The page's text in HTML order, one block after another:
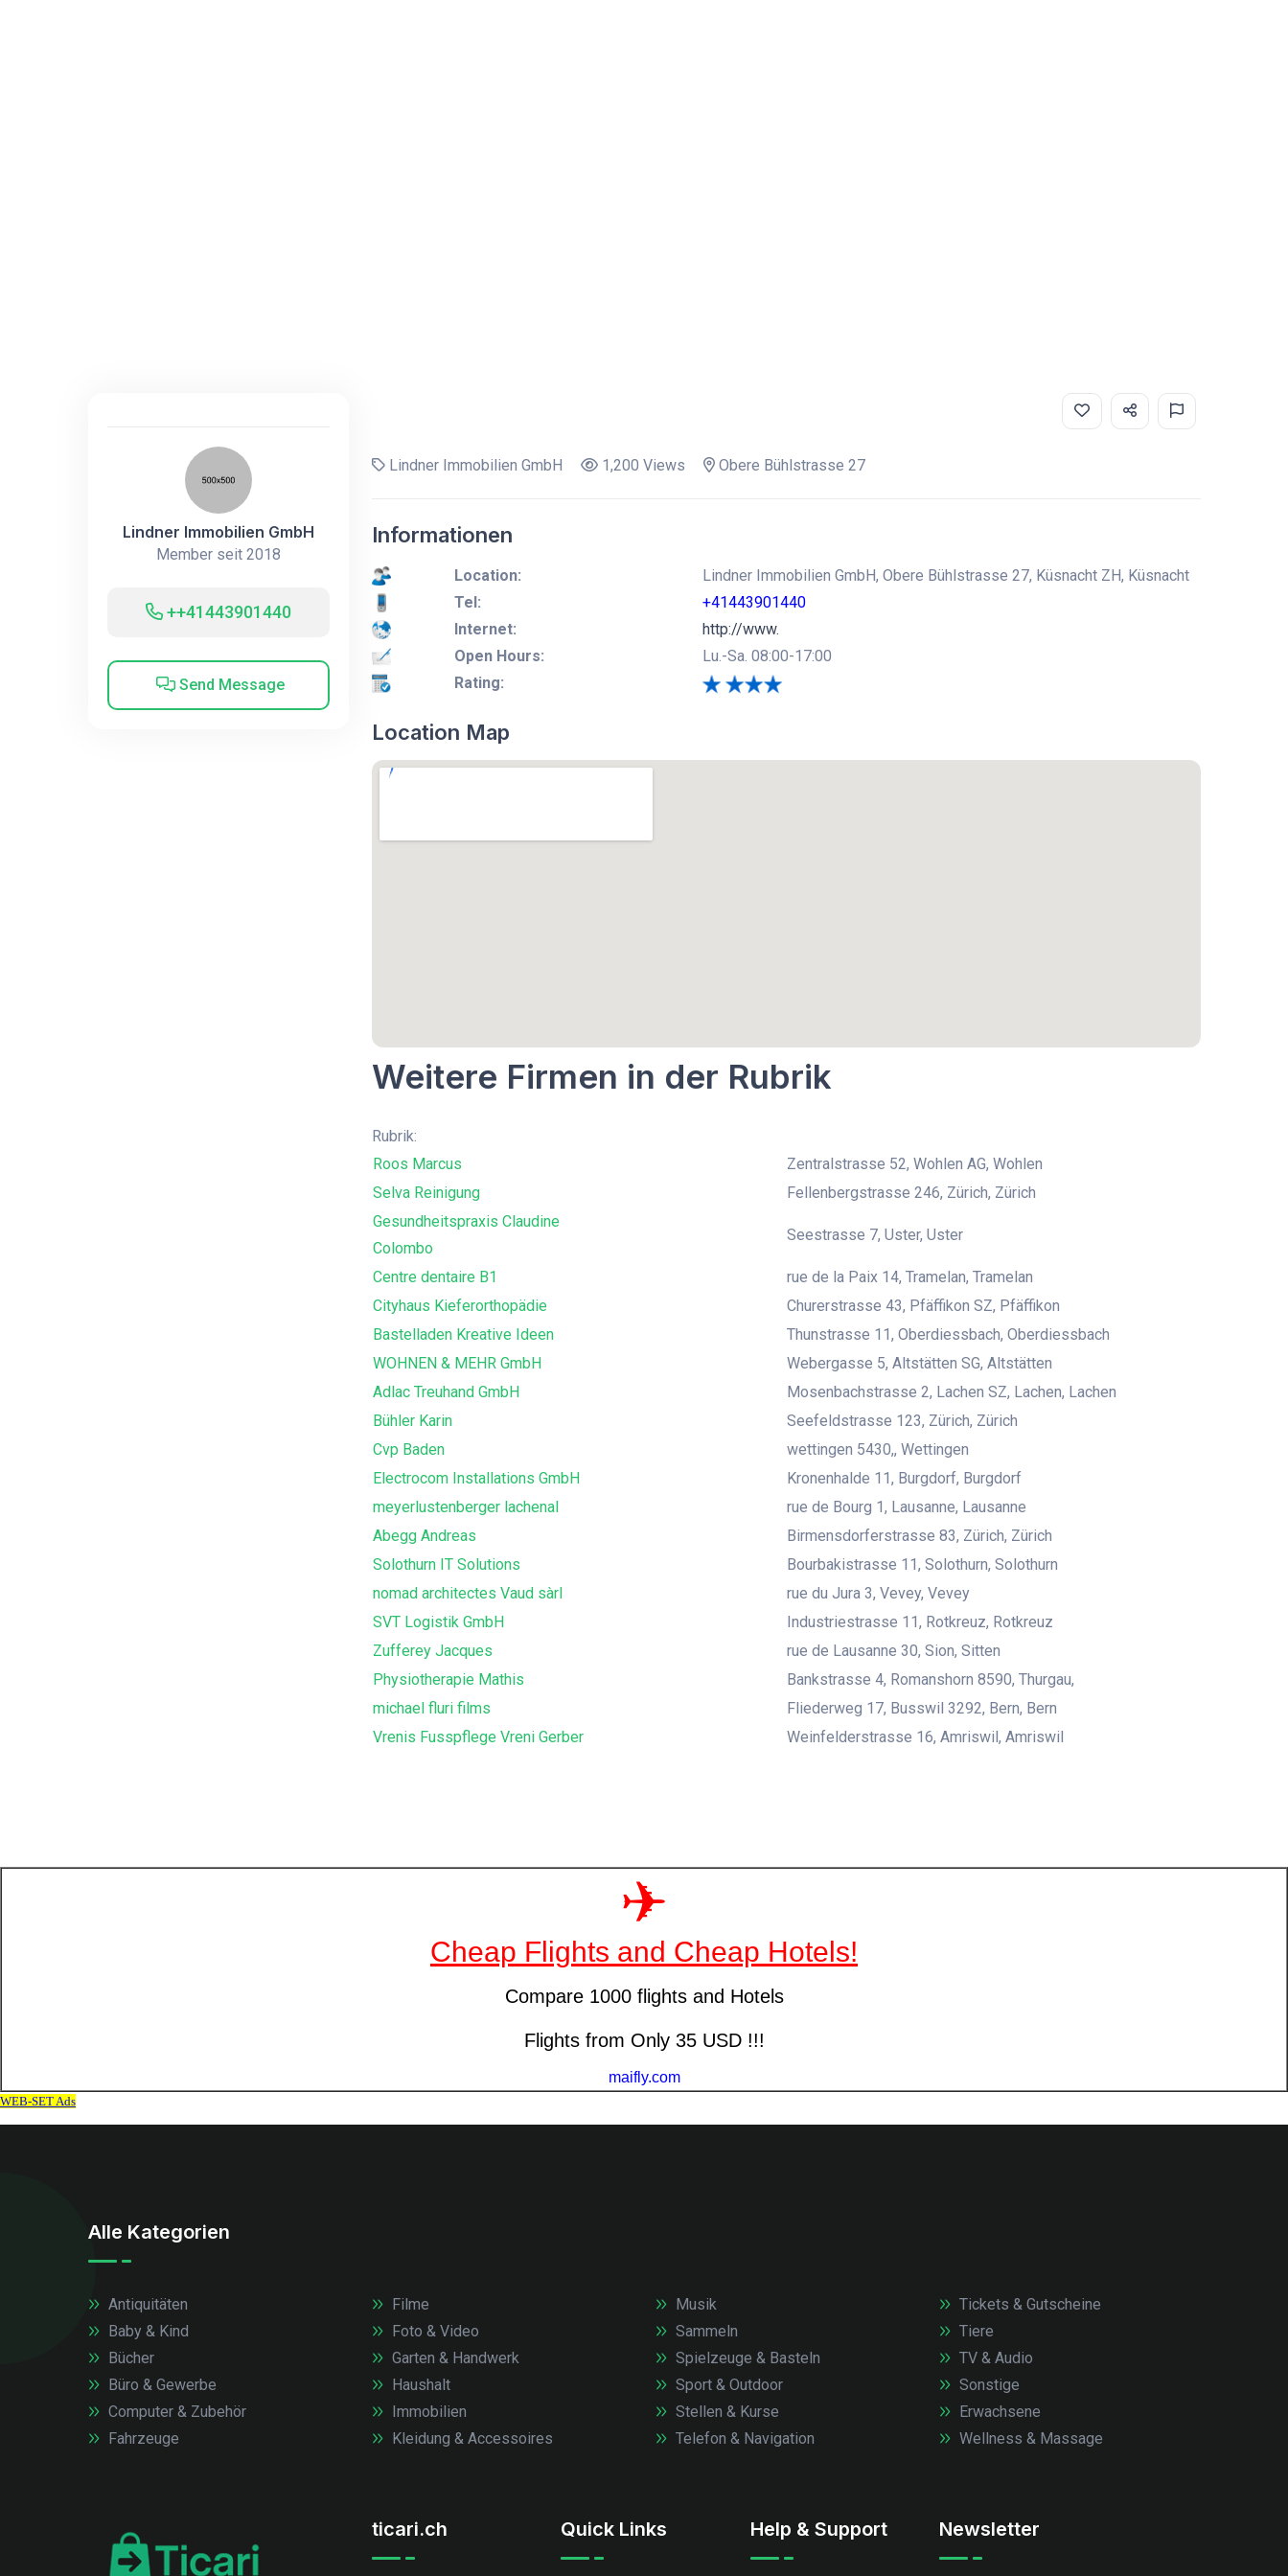
Lindner Immobilien GmbH
Member seit 2018
++41443901440
Send Message
Lindner Immobilien GmbH 1,200 Views Obere Bühlstrasse 27
Informationen
Location:
Lindner Immobilien GmbH, Obere Bühlstrasse 27, Küsnacht ZH, Küsnacht
Tel:
+41443901440
Internet:
http://www.
Open Hours:
Lu.-Sa. 08:00-17:00
Rating:
Location Map
Weitere Firmen in der Rubrik
Rubrik:
Roos Marcus
Zentralstrasse 52, Wohlen AG, Wohlen
Selva Reinigung
Fellenbergstrasse 246, Zürich, Zürich
Gesundheitspraxis Claudine
Colombo
Seestrasse 7, Uster, Uster
Centre dentaire B1
rue de la Paix 14, Tramelan, Tramelan
Cityhaus Kieferorthopädie
Churerstrasse 43, Pfäffikon SZ, Pfäffikon
Bastelladen Kreative Ideen
Thunstrasse 11, Oberdiessbach, Oberdiessbach
WOHNEN & MEHR GmbH
Webergasse 5, Altstätten SG, Altstätten
Adlac Treuhand GmbH
Mosenbachstrasse 2, Lachen SZ, Lachen, Lachen
Bühler Karin
Seefeldstrasse 123, Zürich, Zürich
Cvp Baden
wettingen 5430,, Wettingen
Electrocom Installations GmbH
Kronenhalde 11, Burgdorf, Burgdorf
meyerlustenberger lachenal
rue de Bourg 1, Lausanne, Lausanne
Abegg Andreas
Birmensdorferstrasse 83, Zürich, Zürich
Solothurn IT Solutions
Bourbakistrasse 11, Solothurn, Solothurn
nomad architectes Vaud sàrl
rue du Jura 3, Vevey, Vevey
SVT Logistik GmbH
Industriestrasse 11, Rotkreuz, Rotkreuz
Zufferey Jacques
rue de Lausanne 30, Sion, Sitten
Physiotherapie Mathis
Bankstrasse 4, Romanshorn 8590, Thurgau,
michael fluri films
Fliederweg 17, Busswil 3292, Bern, Bern
Vrenis Fusspflege Vreni Gerber
Weinfelderstrasse 16, Amriswil, Amriswil
Alle Kategorien
Antiquitäten
Baby & Kind
Bücher
Büro & Gewerbe
Computer & Zubehör
Fahrzeuge
Filme
Foto & Video
Garten & Handwerk
Haushalt
Immobilien
Kleidung & Accessoires
Musik
Sammeln
Spielzeuge & Basteln
Sport & Outdoor
Stellen & Kurse
Telefon & Navigation
Tickets & Gutscheine
Tiere
TV & Audio
Sonstige
Erwachsene
Wellness & Massage
ticari.ch Quick Links Help & Support Newsletter